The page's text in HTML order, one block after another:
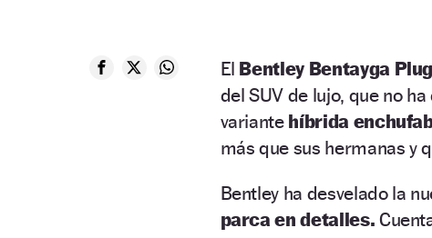
El Bentley Bentayga
del SUV de lujo, que no
variante híbrida
más que sus hermanas y
Bentley ha desvelado la
parca en detalles.